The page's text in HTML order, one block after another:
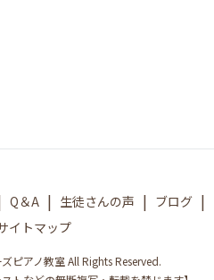
Q＆A 生徒さんの声 ブログ
イトマップ
ピアノ教室 All Rights Reserved.